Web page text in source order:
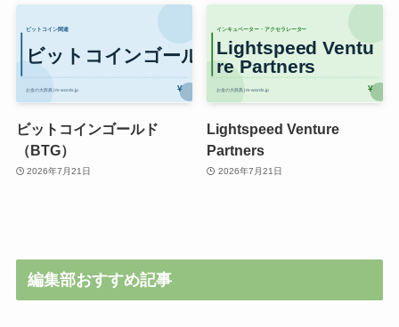
ビットコインゴールド
（BTG）
2026年7月21日
Lightspeed Venture
Partners
2026年7月21日
編集部おすすめ記事